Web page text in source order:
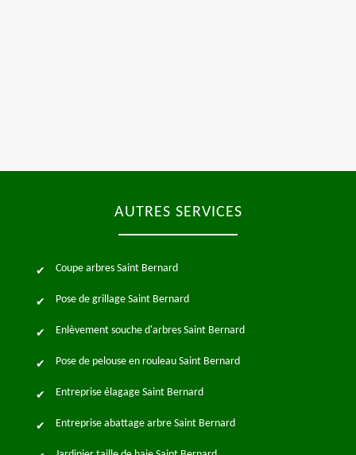
AUTRES SERVICES
Coupe arbres Saint Bernard
Pose de grillage Saint Bernard
Enlèvement souche d'arbres Saint Bernard
Pose de pelouse en rouleau Saint Bernard
Entreprise élagage Saint Bernard
Entreprise abattage arbre Saint Bernard